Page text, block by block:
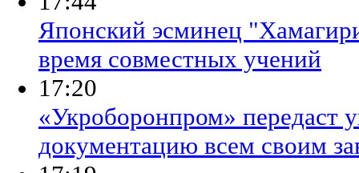
​Японский эсминец
время совместных учений
17:20
​«Укроборонпром» передаст
документацию всем своим